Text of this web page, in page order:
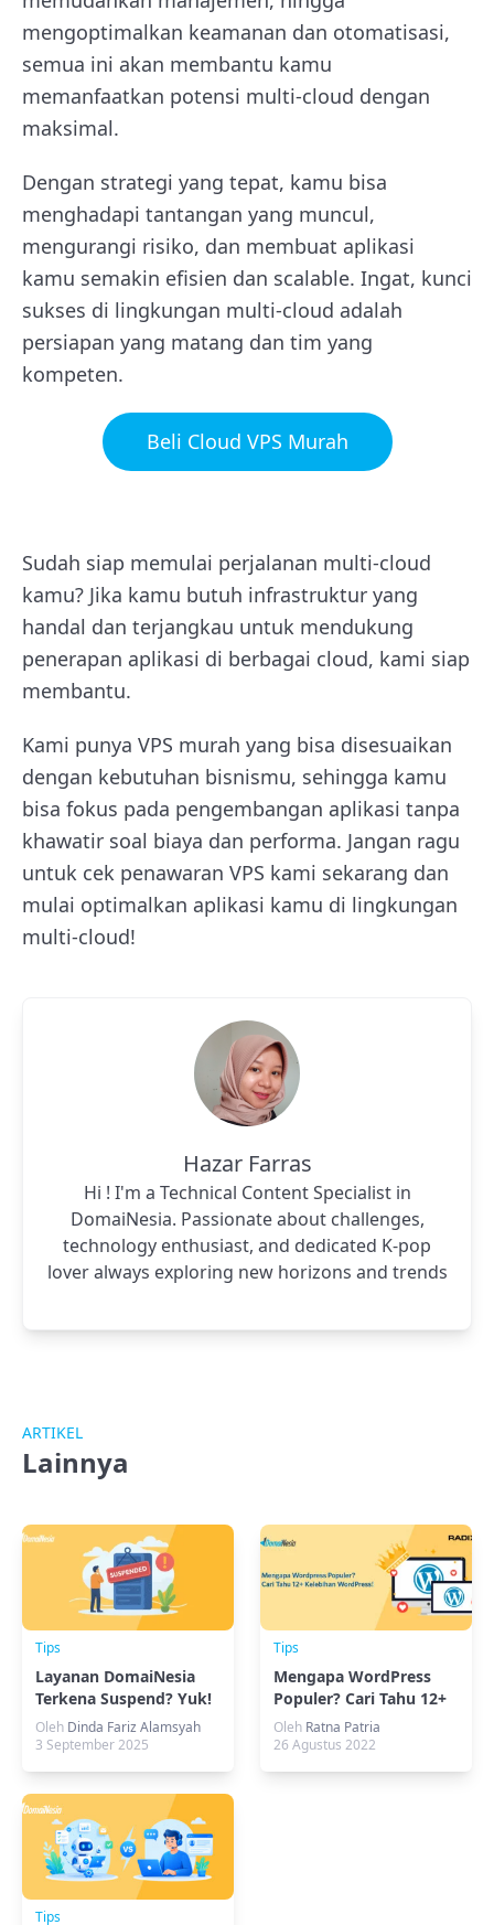
mengoptimalkan keamanan dan otomatisasi,
semua ini akan membantu kamu
memanfaatkan potensi multi-cloud dengan
maksimal.
Dengan strategi yang tepat, kamu bisa
menghadapi tantangan yang muncul,
mengurangi risiko, dan membuat aplikasi
kamu semakin efisien dan scalable. Ingat, kunci
sukses di lingkungan multi-cloud adalah
persiapan yang matang dan tim yang
kompeten.
Beli Cloud VPS Murah
Sudah siap memulai perjalanan multi-cloud
kamu? Jika kamu butuh infrastruktur yang
handal dan terjangkau untuk mendukung
penerapan aplikasi di berbagai cloud, kami siap
membantu.
Kami punya VPS murah yang bisa disesuaikan
dengan kebutuhan bisnismu, sehingga kamu
bisa fokus pada pengembangan aplikasi tanpa
khawatir soal biaya dan performa. Jangan ragu
untuk cek penawaran VPS kami sekarang dan
mulai optimalkan aplikasi kamu di lingkungan
multi-cloud!
Hazar Farras
Hi ! I'm a Technical Content Specialist in
DomaiNesia. Passionate about challenges,
technology enthusiast, and dedicated K-pop
lover always exploring new horizons and trends
ARTIKEL
Lainnya
Tips
Layanan DomaiNesia
Terkena Suspend? Yuk!
Cari Penyebabnya
Oleh Dinda Fariz Alamsyah
3 September 2025
Tips
Mengapa WordPress
Populer? Cari Tahu 12+
Kelebihan WordPress
Oleh Ratna Patria
26 Agustus 2022
Tips